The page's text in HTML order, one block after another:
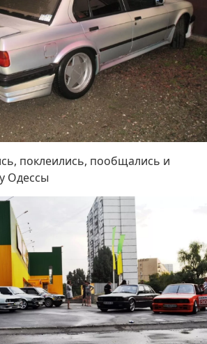
поклеились, пообщались и
Одессы